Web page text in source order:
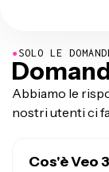
●SOLO LE
Abbiamo le
nostri utenti ci
Cos'è Veo